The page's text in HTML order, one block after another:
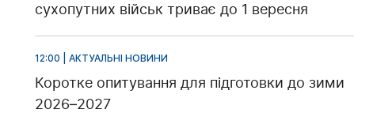
сухопутних військ триває до 1 вересня
12:00 | АКТУАЛЬНІ НОВИНИ
Коротке опитування для підготовки до зими
2026–2027